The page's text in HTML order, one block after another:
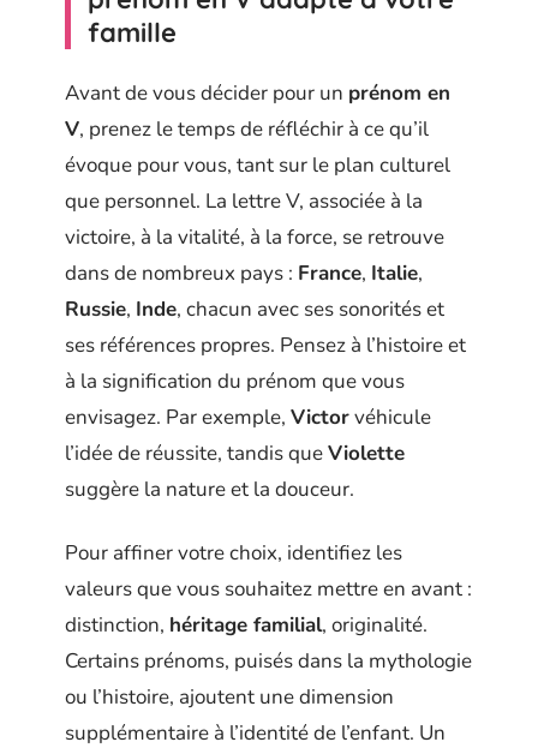
famille
Avant de vous décider pour un prénom en
V, prenez le temps de réfléchir à ce qu’il
évoque pour vous, tant sur le plan culturel
que personnel. La lettre V, associée à la
victoire, à la vitalité, à la force, se retrouve
dans de nombreux pays : France, Italie,
Russie, Inde, chacun avec ses sonorités et
ses références propres. Pensez à l’histoire et
à la signification du prénom que vous
envisagez. Par exemple, Victorvéhicule
l’idée de réussite, tandis queViolette
suggère la nature et la douceur.
Pour affiner votre choix, identifiez les
valeurs que vous souhaitez mettre en avant :
distinction, héritage familial, originalité.
Certains prénoms, puisés dans la mythologie
ou l’histoire, ajoutent une dimension
supplémentaire à l’identité de l’enfant. Un